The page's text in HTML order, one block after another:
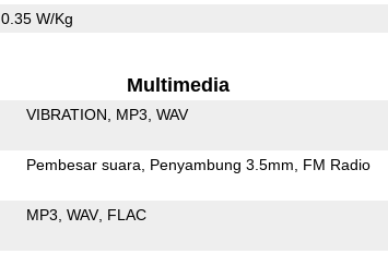
0.35 W/Kg
Multimedia
VIBRATION MP3 WAV
Pembesar suara Penyambung 3.5mm FM Radio
MP3 WAV FLAC